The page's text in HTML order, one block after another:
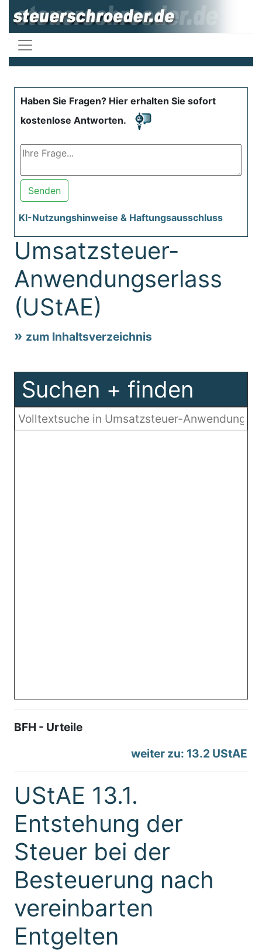
Haben Sie Fragen? Hier erhalten Sie sofort
kostenlose Antworten.
Senden
KI-Nutzungshinweise & Haftungsausschluss
Umsatzsteuer-
Anwendungserlass
(UStAE)
zum Inhaltsverzeichnis
Suchen + finden
BFH - Urteile
weiter zu: 13.2 UStAE
UStAE 13.1.
Entstehung der
Steuer bei der
Besteuerung nach
vereinbarten
Entgelten